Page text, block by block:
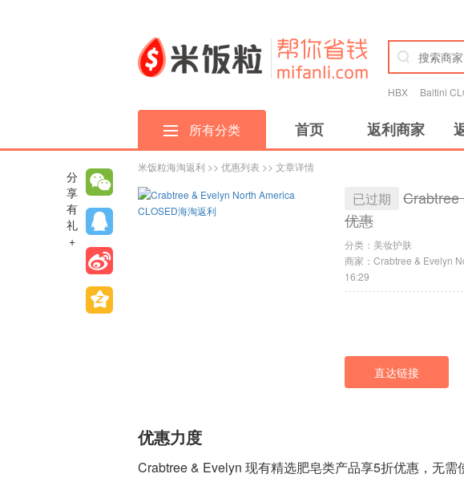
HBX Baltini
所有分类 首页 返利商家
米饭粒海淘返利 >> 优惠列表 >> 文章详情
已过期
Crabtree
优惠
分类： 美妆护肤
商家：Crabtree & Evelyn
16:29
直达链接
优惠力度
Crabtree & Evelyn 现有精选肥皂类产品享5折优惠，无
分
享
有
礼
+